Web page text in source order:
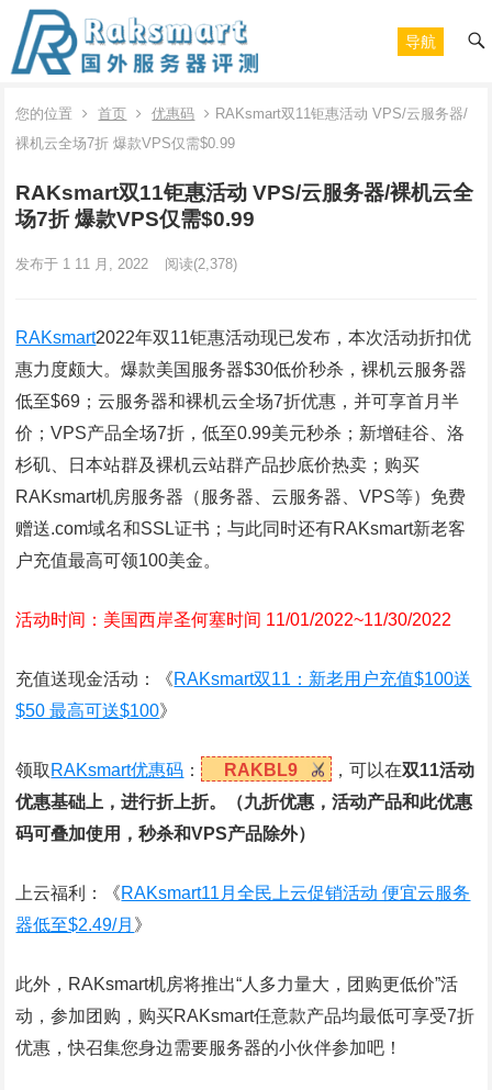
导航
您的位置 首页 优惠码
RAKsmart双11钜惠活动 VPS/云服务器/
裸机云全场7折 爆款VPS仅需$0.99
RAKsmart双11钜惠活动 VPS/云服务器/裸机云全
场7折 爆款VPS仅需$0.99
发布于 1 11 月, 2022 阅读(2,378)
RAKsmart2022年双11钜惠活动现已发布，本次活动折扣优
惠力度颇大。爆款美国服务器$30低价秒杀，裸机云服务器
低至$69；云服务器和裸机云全场7折优惠，并可享首月半
价；VPS产品全场7折，低至0.99美元秒杀；新增硅谷、洛
杉矶、日本站群及裸机云站群产品抄底价热卖；购买
RAKsmart机房服务器（服务器、云服务器、VPS等）免费
赠送.com域名和SSL证书；与此同时还有RAKsmart新老客
户充值最高可领100美金。
活动时间：美国西岸圣何塞时间 11/01/2022~11/30/2022
充值送现金活动：《RAKsmart双11：新老用户充值$100送
$50 最高可送$100》
领取 RAKsmart优惠码 ： RAKBL9 ，可以在双11活动
优惠基础上，进行折上折。（九折优惠，活动产品和此优惠
码可叠加使用，秒杀和VPS产品除外）
上云福利：《RAKsmart11月全民上云促销活动 便宜云服务
器低至$2.49/月 》
此外，RAKsmart机房将推出“人多力量大，团购更低价”活
动，参加团购，购买RAKsmart任意款产品均最低可享受7折
优惠，快召集您身边需要服务器的小伙伴参加吧！